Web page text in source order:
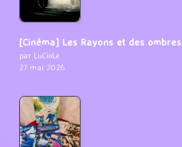
[Cinéma] Les Rayons et des ombres
par LuCioLe
27 mai 2026